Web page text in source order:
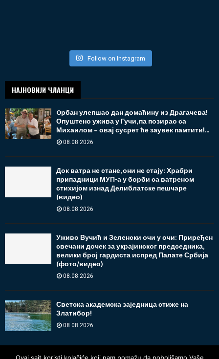
Follow on Instagram
НАЈНОВИЈИ ЧЛАНЦИ
Oрбан улепшао дан домаћину из Драгачева!
Опуштено ужива у Гучи, па позирао са
Михаилом – овај сусрет ће заувек памтити!...
08.08.2026
Док ватра не стане, они не стају: Храбри
припадници МУП-а у борби са ватреном
стихијом изнад Делиблатске пешчаре
(видео)
08.08.2026
Уживо Вучић и Зеленски очи у очи: Приређен
свечани дочек за украјинског председника,
велики број гардиста испред Палате Србија
(фото/видео)
08.08.2026
Светска академска заједница стиже на
Златибор!
08.08.2026